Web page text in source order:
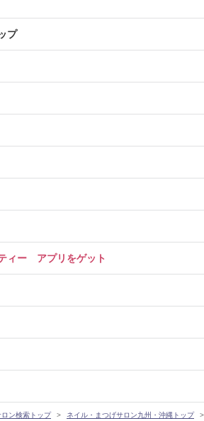
プ
ィー アプリをゲット
ン検索トップ ネイル・まつげサロン九州・沖縄トップ